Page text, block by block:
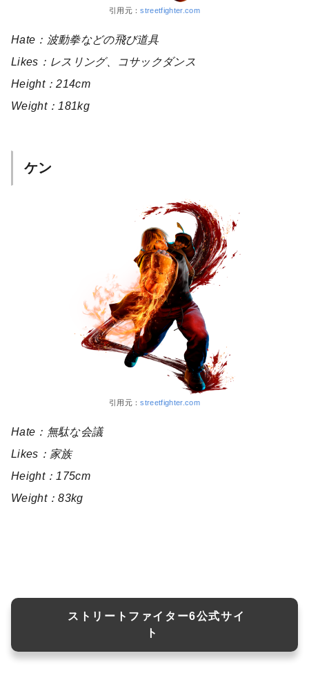
引用元：streetfighter.com
Hate：波動拳などの飛び道具
Likes：レスリング、コサックダンス
Height：214cm
Weight：181kg
ケン
引用元：streetfighter.com
Hate：無駄な会議
Likes：家族
Height：175cm
Weight：83kg
ストリートファイター6公式サイ
ト